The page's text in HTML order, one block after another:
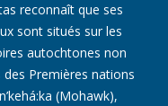
reconnaît que ses
sont situés sur les
autochtones non
des Premières nations
(Mohawk),